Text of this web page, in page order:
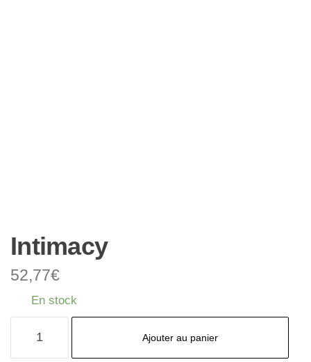
Intimacy
52,77€
En stock
Ajouter au panier